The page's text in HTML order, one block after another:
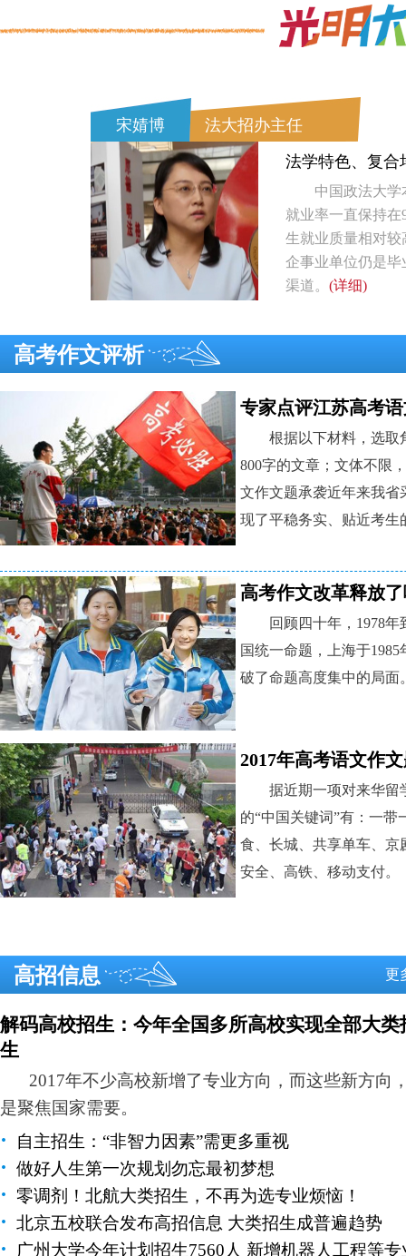
高考作文评析
专家点评江苏高考
根据以下材料，选取
800字的文章；文体不限
文作文题承袭近年来我省
现了平稳务实、贴近考生
高考作文改革释放
回顾四十年，1978
国统一命题，上海于
破了命题高度集中的局面
2017年高考语文作
据近期一项对来华留
的“中国关键词”有：一
食、长城、共享单车、京
安全、高铁、移动支付。
高招信息 更
解码高校招生：今年全国多所高校实现全部大类
生
2017年不少高校新增了专业方向，而这些新方向
是聚焦国家需要。
· 自主招生：“非智力因素”需更多重视
· 做好人生第一次规划勿忘最初梦想
· 零调剂！北航大类招生，不再为选专业烦恼！
· 北京五校联合发布高招信息 大类招生成普遍趋势
· 广州大学今年计划招生7560人 新增机器人工程等专